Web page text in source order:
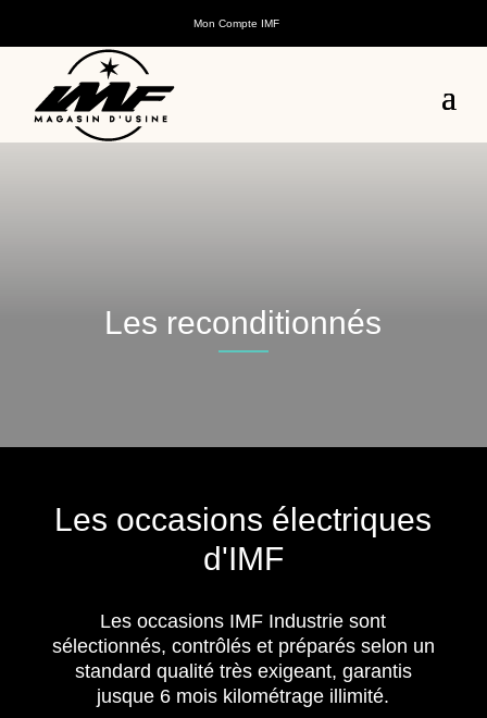
Mon Compte IMF
Les reconditionnés
Les occasions électriques
d'IMF
Les occasions IMF Industrie sont
sélectionnés, contrôlés et préparés selon un
standard qualité très exigeant, garantis
jusque 6 mois kilométrage illimité.